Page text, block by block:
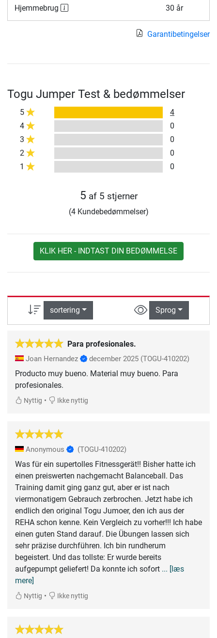
Hjemmebrug 30 år
Garantibetingelser
Togu Jumper Test & bedømmelser
5
4
4
0
3
0
2
0
1
0
5 af 5 stjerner
(4 Kundebedømmelser)
KLIK HER - INDTAST DIN BEDØMMELSE
sortering Sprog
Para profesionales.
Joan Hernandez december 2025 (TOGU-410202)
Producto muy bueno. Material muy bueno. Para
profesionales.
Nyttig • Ikke nyttig
Anonymous (TOGU-410202)
Was für ein supertolles Fitnessgerät!! Bisher hatte ich
einen preiswerten nachgemacht Balanceball. Das
Training damit ging ganz gut, aber er ist nach
viermonatigem Gebrauch zerbrochen. Jetzt habe ich
endlich den original Togu Jumoer, den ich aus der
REHA schon kenne. Kein Vergleich zu vorher!!! Ich habe
einen guten Stand darauf. Die Übungen lassen sich
sehr präzise durchführen. Ich bin rundherum
begeistert. Und das tollste: Er wurde bereits
aufgepumpt geliefert! Da konnte ich sofort ... [læs
mere]
Nyttig • Ikke nyttig